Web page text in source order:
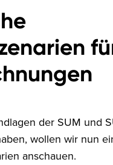
der SUM und
wollen wir nun
anschauen.